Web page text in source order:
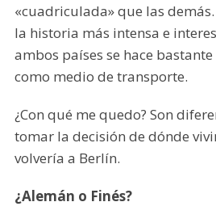
«cuadriculada» que las
la historia más intensa e
ambos países se hace
como medio de transporte.
¿Con qué me quedo? Son
tomar la decisión de dónde
volvería a Berlín.
¿Alemán o Finés?